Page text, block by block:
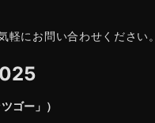
にお問い合わせください。
ゴー」）